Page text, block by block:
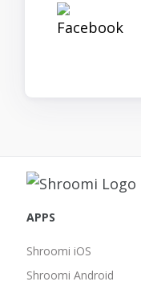
APPS
Shroomi iOS
Shroomi Android